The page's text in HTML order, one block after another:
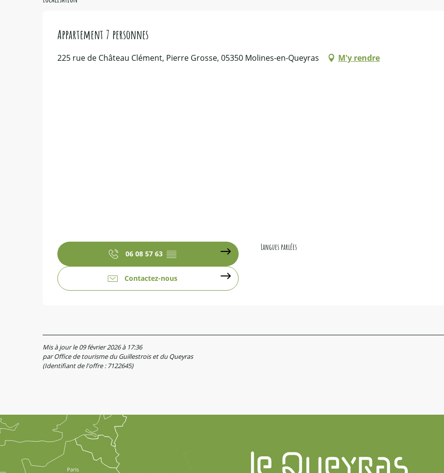
Appartement 7 personnes
225 rue de Château Clément, Pierre Grosse, 05350 Molines-en-Queyras M'y rendre
06 08 57 63 ▒▒
Contactez-nous
Langues parlées
Langues parlées
Mis à jour le 09 février 2026 à 17:36
par Office de tourisme du Guillestrois et du Queyras
(Identifiant de l'offre : 7122645)